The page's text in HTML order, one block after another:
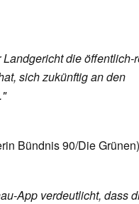
die öffentlich-
sich zukünftig an den
Bündnis 90/Die Grünen)
App verdeutlicht, dass